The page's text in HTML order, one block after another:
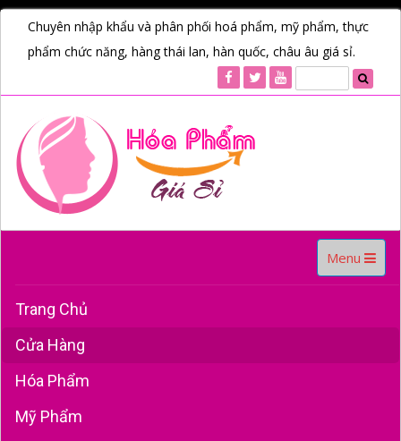
Chuyên nhập khẩu và phân phối hoá phẩm, mỹ phẩm, thực
phẩm chức năng, hàng thái lan, hàn quốc, châu âu giá sỉ.
Toggle
navigation
Menu
Trang Chủ
Cửa Hàng
Hóa Phẩm
Mỹ Phẩm